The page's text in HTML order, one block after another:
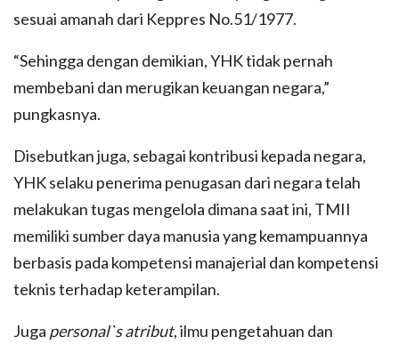
sesuai amanah dari Keppres No.51/1977.
“Sehingga dengan demikian, YHK tidak pernah
membebani dan merugikan keuangan negara,”
pungkasnya.
Disebutkan juga, sebagai kontribusi kepada negara,
YHK selaku penerima penugasan dari negara telah
melakukan tugas mengelola dimana saat ini, TMII
memiliki sumber daya manusia yang kemampuannya
berbasis pada kompetensi manajerial dan kompetensi
teknis terhadap keterampilan.
Juga personal`s atribut, ilmu pengetahuan dan